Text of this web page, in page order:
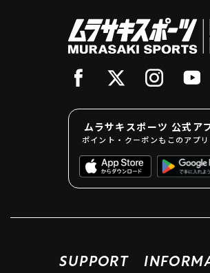
ムラサキスポーツ 公式ア
ポイント・クーポンもこのアプリ
SUPPORT